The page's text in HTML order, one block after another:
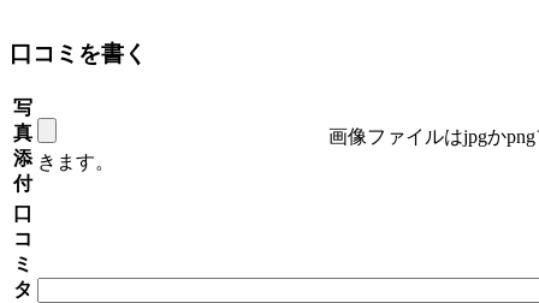
口コミを書く
写
真
添
付
画像ファイルはjpgか
きます。
口
コ
ミ
タ